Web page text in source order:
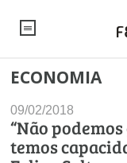
NOTÍCIAS
Editorial
Artigos
Economia
SINDICATOS
PESQUISAS
ECONOMIA
09/02/2018
“Não
temos